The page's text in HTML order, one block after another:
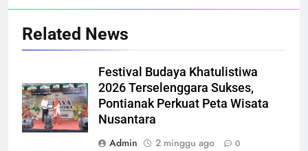
Related News
Festival Budaya Khatulistiwa
2026 Terselenggara Sukses,
Pontianak Perkuat Peta Wisata
Nusantara
Admin
2 minggu ago 0